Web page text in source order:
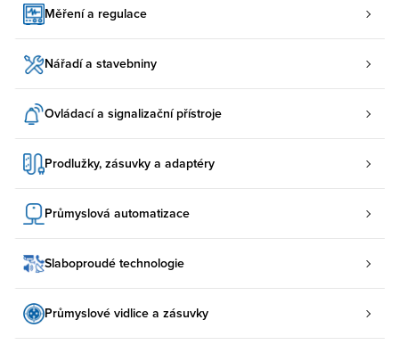
Měření a regulace
Nářadí a stavebniny
Ovládací a signalizační přístroje
Prodlužky, zásuvky a adaptéry
Průmyslová automatizace
Slaboproudé technologie
Průmyslové vidlice a zásuvky